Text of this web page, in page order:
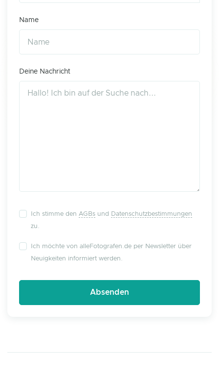
Name
Deine Nachricht
Ich stimme den AGBs und
Datenschutzbestimmungen
zu.
Ich möchte von alleFotografen.de per Newsletter über
Neuigkeiten informiert werden.